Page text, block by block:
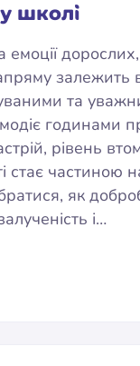
школі
емоції
залежить
та
годинами
рівень
стає частиною
як
і…